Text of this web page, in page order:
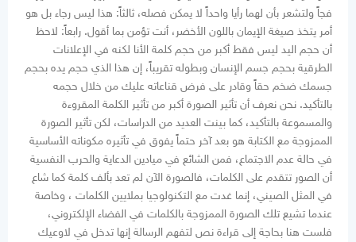
فجاً ولتشعر بأن لهما رأيا واحداً لا يمكن فصله، ثالثاً: هذا ليس رجاء بل هو
أمر يتخذ صيغة الإيمان باللون الأخضر، أنت تؤمن بما أقول. رابعاً: لاحظ
أن حجم اليد ليس فقط أكبر من حجم كلمة الأنا لكنه في الإعلانات
الطرقية بحجم جسم الإنسان وبطوله تقريباً، إن هذا الذي حجم يده بحجم
جسمك ضخم حقاً وقادر على فرض قناعاته عليك من خلال حجمه
بالتأكيد. نحن نعرف أن تأثير الصورة أكبر من تأثير الكلمة المقروءة
والمسموعة بالتأكيد، كما بينت العديد من الدراسات، لكن تأثير الصورة
الممزوجة مع الكتابة هو بعد آخر حتماً يفوق في تأثيره مكوناته الأساسية
في حالة عدم الاجتماع، فمن الشائع في ميادين الدعاية والحرب النفسية
أن الصور تتقدم على الكلمات، فالصورة الآن لم تعد بألف كلمة كما شاع
في المثل الصيني، إنما غدت مع التكنولوجيا بملايين الكلمات ، وخاصة
عندما تشيع تلك الصورة الممزوجة بالكلمات في الفضاء الإلكتروني،
فلست هنا بحاجة إلى قراءة نص لتفهم الرسالة إنها تدخل في لاوعيك